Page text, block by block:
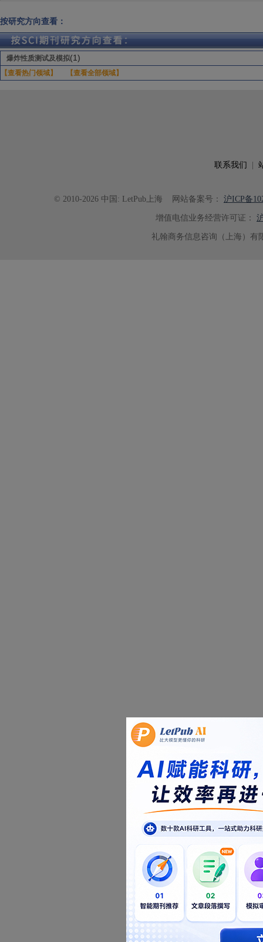
按研究方向查看：
爆炸性质测试及模拟(1)
【查看热门领域】 【查看全部领域】
联系我们
© 2010-2026 中国: LetPub上海 网站备案号： 沪ICP备
增值电信业务经营许可证：
礼翰商务信息咨询（上海）